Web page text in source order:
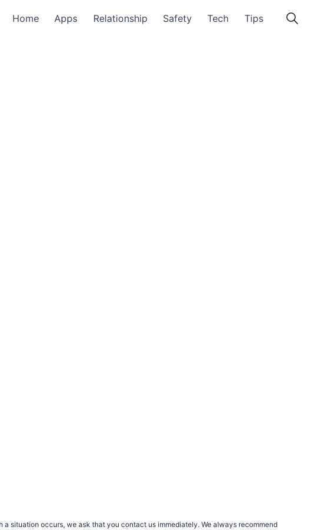
Home Apps Relationship Safety Tech Tips
situation occurs, we ask that you contact us immediately. We always recommend